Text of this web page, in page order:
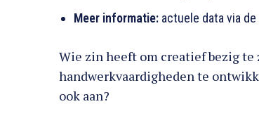
Meer informatie: actuele data via de
Wie zin heeft om creatief bezig
handwerkvaardigheden te
ook aan?